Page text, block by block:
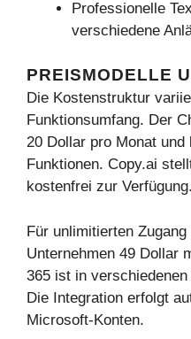
Professionelle
verschiedene
PREISMODELLE
Die Kostenstruktur
Funktionsumfang. Der
20 Dollar pro Monat und
Funktionen. Copy.ai
kostenfrei zur Verfügung.
Für unlimitierten
Unternehmen 49 Dollar
365 ist in
Die Integration erfolgt
Microsoft-Konten.